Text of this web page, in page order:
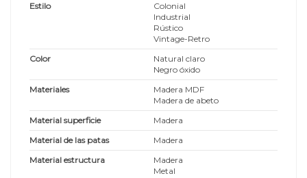
Estilo
Colonial
Industrial
Rústico
Vintage-Retro
Color
Natural claro
Negro óxido
Materiales
Madera MDF
Madera de abeto
Material superficie
Madera
Material de las patas
Madera
Material estructura
Madera
Metal